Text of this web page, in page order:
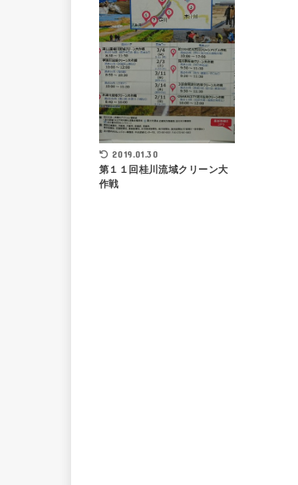
2019.01.30
第１１回桂川流域クリーン大
作戦